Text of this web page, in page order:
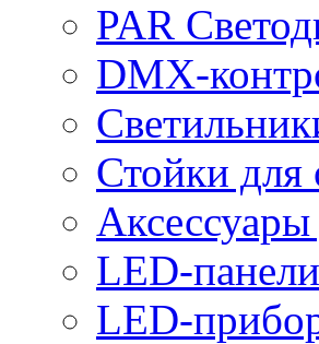
PAR
DMX-
Стойки для
Аксессуары
LED-панели
LED-